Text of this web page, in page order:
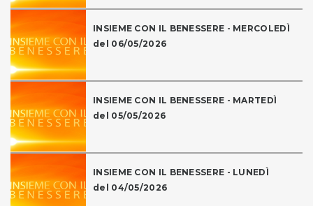
INSIEME CON IL BENESSERE - MERCOLEDÌ
del 06/05/2026
INSIEME CON IL BENESSERE - MARTEDÌ
del 05/05/2026
INSIEME CON IL BENESSERE - LUNEDÌ
del 04/05/2026